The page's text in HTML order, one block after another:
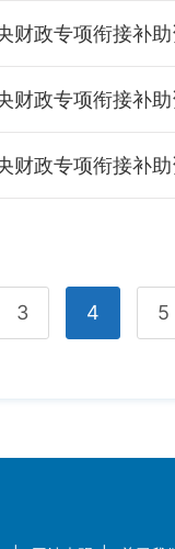
3 4 5